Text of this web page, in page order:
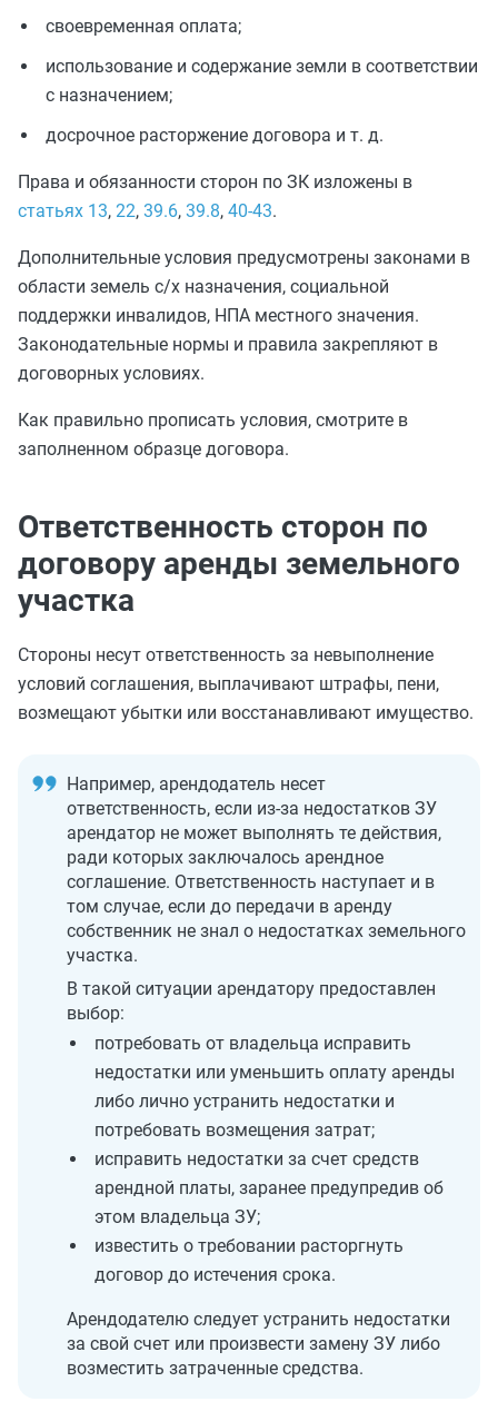
своевременная оплата;
использование и содержание земли в соответствии
с назначением;
досрочное расторжение договора и т. д.
Права и обязанности сторон по ЗК изложены в
статьях 13, 22, 39.6, 39.8, 40-43.
Дополнительные условия предусмотрены законами в
области земель с/х назначения, социальной
поддержки инвалидов, НПА местного значения.
Законодательные нормы и правила закрепляют в
договорных условиях.
Как правильно прописать условия, смотрите в
заполненном образце договора.
Ответственность сторон по
договору аренды земельного
участка
Стороны несут ответственность за невыполнение
условий соглашения, выплачивают штрафы, пени,
возмещают убытки или восстанавливают имущество.
Например, арендодатель несет
ответственность, если из-за недостатков ЗУ
арендатор не может выполнять те действия,
ради которых заключалось арендное
соглашение. Ответственность наступает и в
том случае, если до передачи в аренду
собственник не знал о недостатках земельного
участка.
В такой ситуации арендатору предоставлен
выбор:
потребовать от владельца исправить
недостатки или уменьшить оплату аренды
либо лично устранить недостатки и
потребовать возмещения затрат;
исправить недостатки за счет средств
арендной платы, заранее предупредив об
этом владельца ЗУ;
известить о требовании расторгнуть
договор до истечения срока.
Арендодателю следует устранить недостатки
за свой счет или произвести замену ЗУ либо
возместить затраченные средства.